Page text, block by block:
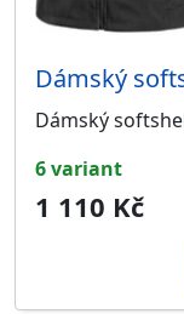
Dámský
Dámský
6 variant
1 110 Kč